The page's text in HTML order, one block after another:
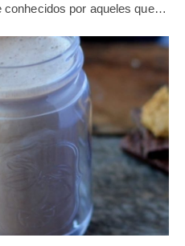
conhecidos por aqueles que…